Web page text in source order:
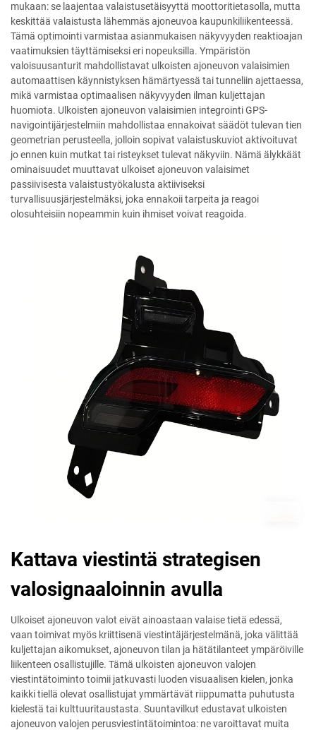
mukaan: se laajentaa valaistusetäisyyttä moottoritietasolla, mutta
keskittää valaistusta lähemmäs ajoneuvoa kaupunkiliikenteessä.
Tämä optimointi varmistaa asianmukaisen näkyvyyden reaktioajan
vaatimuksien täyttämiseksi eri nopeuksilla. Ympäristön
valoisuusanturit mahdollistavat ulkoisten ajoneuvon valaisimien
automaattisen käynnistyksen hämärtyessä tai tunneliin ajettaessa,
mikä varmistaa optimaalisen näkyvyyden ilman kuljettajan
huomiota. Ulkoisten ajoneuvon valaisimien integrointi GPS-
navigointijärjestelmiin mahdollistaa ennakoivat säädöt tulevan tien
geometrian perusteella, jolloin sopivat valaistuskuviot aktivoituvat
jo ennen kuin mutkat tai risteykset tulevat näkyviin. Nämä älykkäät
ominaisuudet muuttavat ulkoiset ajoneuvon valaisimet
passiivisesta valaistustyökalusta aktiiviseksi
turvallisuusjärjestelmäksi, joka ennakoii tarpeita ja reagoi
olosuhteisiin nopeammin kuin ihmiset voivat reagoida.
Kattava viestintä strategisen
valosignaaloinnin avulla
Ulkoiset ajoneuvon valot eivät ainoastaan valaise tietä edessä,
vaan toimivat myös kriittisenä viestintäjärjestelmänä, joka välittää
kuljettajan aikomukset, ajoneuvon tilan ja hätätilanteet ympäröiville
liikenteen osallistujille. Tämä ulkoisten ajoneuvon valojen
viestintätoiminto toimii jatkuvasti luoden visuaalisen kielen, jonka
kaikki tiellä olevat osallistujat ymmärtävät riippumatta puhutusta
kielestä tai kulttuuritaustasta. Suuntavilkut edustavat ulkoisten
ajoneuvon valojen perusviestintätoimintoa: ne varoittavat muita